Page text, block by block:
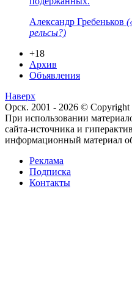
Александр Гребеньков
рельсы?)
+18
Архив
Объявления
Наверх
Орск. 2001 - 2026 ©
При использовании
сайта-источника и
информационный материал
Реклама
Подписка
Контакты